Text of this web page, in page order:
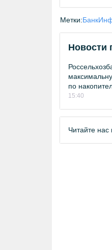
Метки:
Новости
по
15:40
Читайте нас